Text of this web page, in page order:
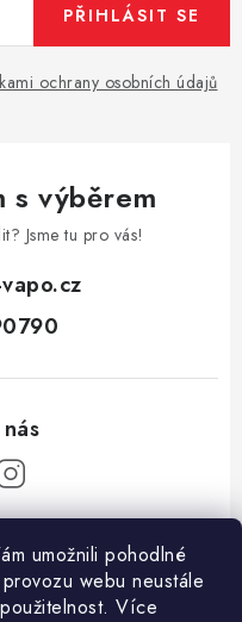
umožnili pohodlné
webu neustále
Více
ochrany osobních údajů
PŘIHLÁSIT SE
s výběrem
Jsme tu pro vás!